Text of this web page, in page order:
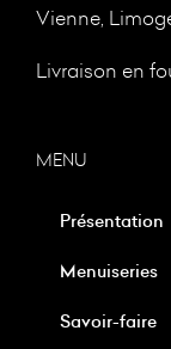
Vienne,
Livraison en
MENU
Présentation
Menuiseries
Savoir-faire